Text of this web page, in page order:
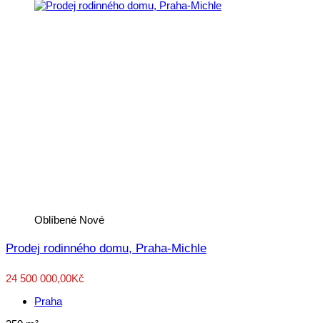
Oblíbené Nové
Prodej rodinného domu, Praha-Michle
24 500 000,00Kč
Praha